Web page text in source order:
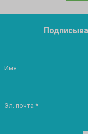
Имя
Эл. почта *